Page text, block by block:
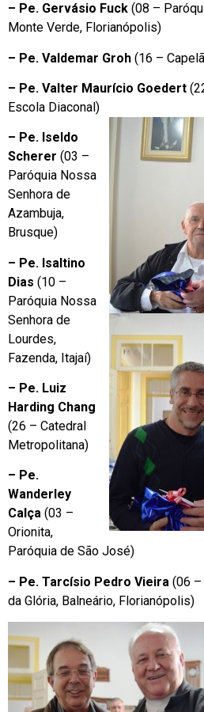
– Pe. Gervásio Fuck (08 –
Monte Verde, Florianópolis)
– Pe. Valdemar Groh (16 –
– Pe. Valter Maurício Goedert
Escola Diaconal)
– Pe. Iseldo
Scherer (03 –
Paróquia Nossa
Senhora de
Azambuja,
Brusque)
– Pe. Isaltino
Dias (10 –
Paróquia Nossa
Senhora de
Lourdes,
Fazenda, Itajaí)
– Pe. Luiz
Harding Chang
(26 – Catedral
Metropolitana)
– Pe.
Wanderley
Calça (03 –
Orionita,
Paróquia de São José)
– Pe. Tarcísio Pedro Vieira (06 –
da Glória, Balneário, Florianópolis)